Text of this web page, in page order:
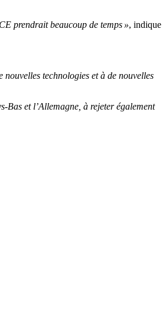
prendrait beaucoup de temps », indique
technologies et à de nouvelles
Bas et l’Allemagne, à rejeter également